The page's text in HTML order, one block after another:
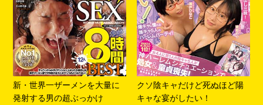
新・世界一ザーメンを大量に
発射する男の超ぶっかけ
クソ陰キャだけど死ぬほど陽
キャな宴がしたい！